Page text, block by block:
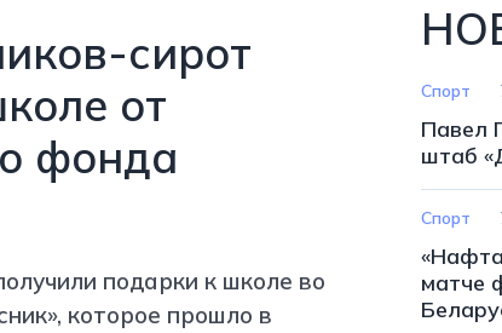
сирот
от
фонда
подарки к школе во
которое прошло в
Спорт
Павел
штаб
Спорт
матче